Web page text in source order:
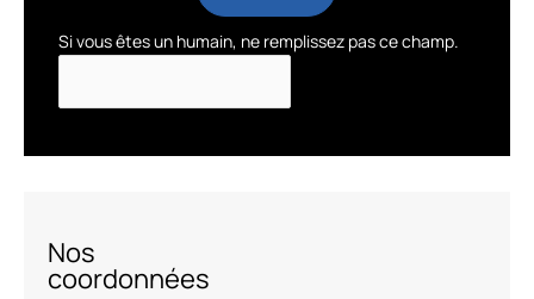
Si vous êtes un humain, ne remplissez pas ce champ.
Nos
coordonnées